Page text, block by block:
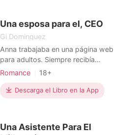
sentimientos por la hermosa niñ
Una esposa para el, CEO
Gi Dominguez
Anna trabajaba en una página web
para adultos. Siempre recibía
mensajes de hombres, interesados en
mensaje bastante peculiar: ¿Quieres
ser mi esposa?
Romance
18+
Matromonio arreglado
Venganza
Arrogante/Dominante
Descarga el Libro en la App
Una Asistente Para El